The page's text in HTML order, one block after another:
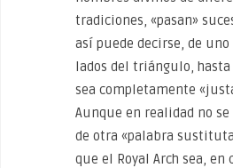
tradiciones, «pasan»
así puede decirse, de
lados del triángulo,
sea completamente
Aunque en realidad no
de otra «palabra
que el Royal Arch sea, en